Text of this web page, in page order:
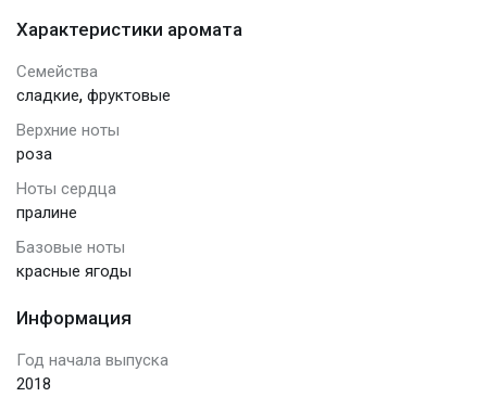
Характеристики аромата
Семейства
сладкие, фруктовые
Верхние ноты
роза
Ноты сердца
пралине
Базовые ноты
красные ягоды
Информация
Год начала выпуска
2018